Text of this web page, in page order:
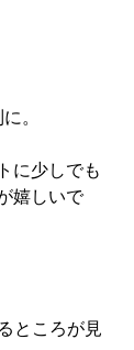
。
に少しでも
嬉しいで
ところが見